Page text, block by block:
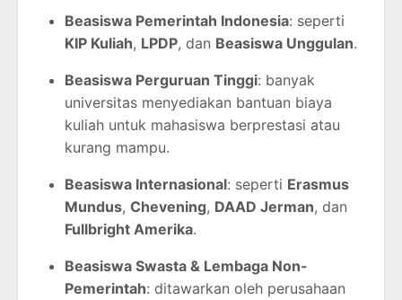
Beasiswa Pemerintah Indonesia: seperti
KIP Kuliah, LPDP, dan Beasiswa Unggulan.
Beasiswa Perguruan Tinggi: banyak
universitas menyediakan bantuan biaya
kuliah untuk mahasiswa berprestasi atau
kurang mampu.
Beasiswa Internasional: seperti Erasmus
Mundus, Chevening, DAAD Jerman, dan
Fullbright Amerika.
Beasiswa Swasta & Lembaga Non-
Pemerintah: ditawarkan oleh perusahaan